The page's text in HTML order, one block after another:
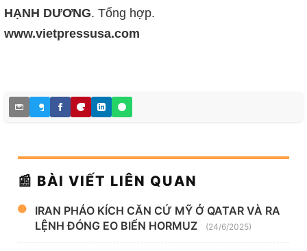
HẠNH DƯƠNG. Tổng hợp.
www.vietpressusa.com
📰 BÀI VIẾT LIÊN QUAN
IRAN PHÁO KÍCH CĂN CỨ MỸ Ở QATAR VÀ RA
LỆNH ĐÓNG EO BIỂN HORMUZ
(24/6/2025)